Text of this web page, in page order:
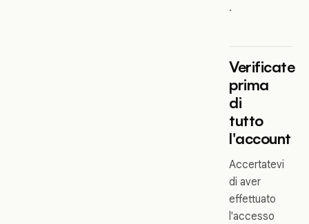
.
Verificate
prima
di
tutto
l'account
Accertatevi
di aver
effettuato
l'accesso